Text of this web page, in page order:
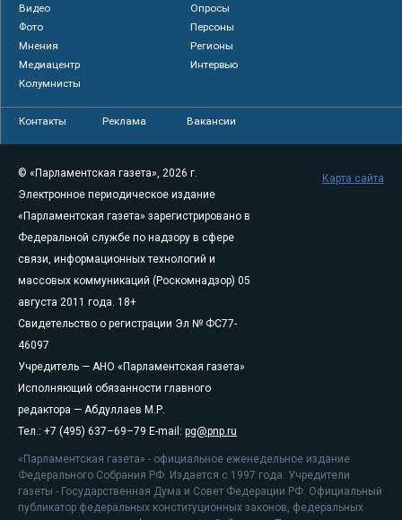
Видео
Опросы
Фото
Персоны
Мнения
Регионы
Медиацентр
Интервью
Колумнисты
Контакты Реклама Вакансии
© «Парламентская газета», 2026 г.
Электронное периодическое издание
«Парламентская газета» зарегистрировано в
Федеральной службе по надзору в сфере
связи, информационных технологий и
массовых коммуникаций (Роскомнадзор) 05
августа 2011 года. 18+
Свидетельство о регистрации Эл № ФС77-
46097
Учредитель — АНО «Парламентская газета»
Исполняющий обязанности главного
редактора — Абдуллаев М.Р.
Тел.: +7 (495) 637–69–79 E-mail: pg@pnp.ru
«Парламентская газета» - официальное еженедельное издание
Федерального Собрания РФ. Издается с 1997 года. Учредители
газеты - Государственная Дума и Совет Федерации РФ. Официальный
публикатор федеральных конституционных законов, федеральных
Карта сайта